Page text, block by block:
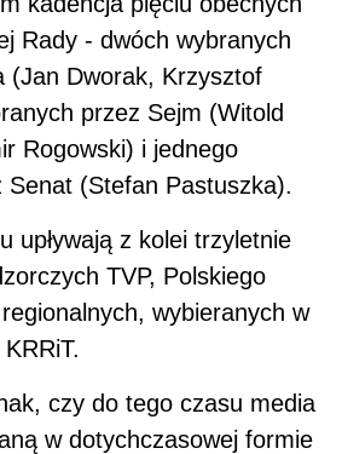
Rady - dwóch wybranych
(Jan Dworak, Krzysztof
przez Sejm (Witold
Rogowski) i jednego
Senat (Stefan Pastuszka).
upływają z kolei trzyletnie
TVP, Polskiego
wybieranych w
czy do tego czasu media
w dotychczasowej formie